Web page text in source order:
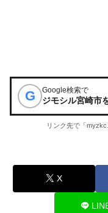
G Google検索で
ジモシル宮崎市
リンク先で「
X